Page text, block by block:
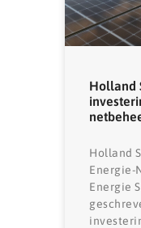
Holland
Holland
Energie-
Energie